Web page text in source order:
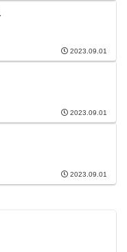
2023.09.01
2023.09.01
2023.09.01